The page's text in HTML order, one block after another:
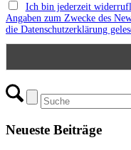
Ich bin jederzeit
Angaben zum Zwecke des
die Datenschutzerklärung
Neueste Beiträge